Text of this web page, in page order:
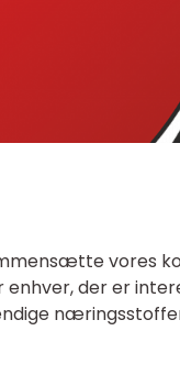
vores
der er